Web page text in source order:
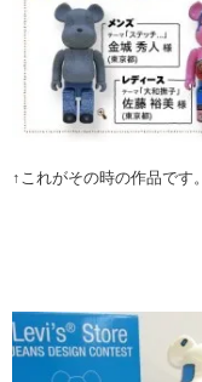
↑これがその時の作品です。